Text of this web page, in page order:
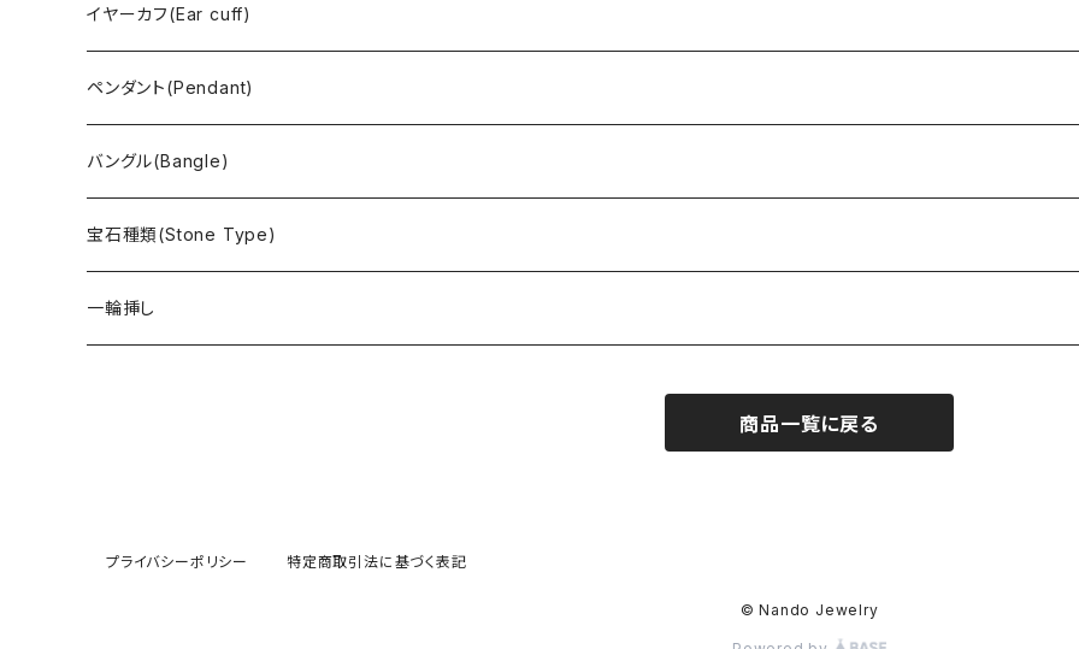
イヤーカフ(Ear cuff)
ペンダント(Pendant)
バングル(Bangle)
宝石種類(Stone Type)
アイオライト
一輪挿し
商品一覧に戻る
プライバシーポリシー 特定商取引法に基づく表記
© Nando Jewelry